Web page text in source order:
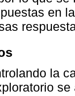
en
la